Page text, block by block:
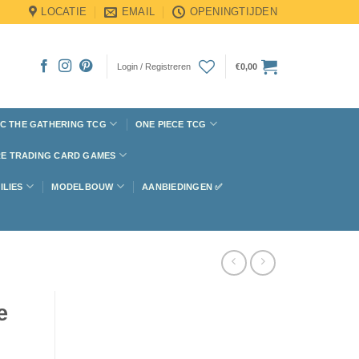
LOCATIE EMAIL OPENINGTIJDEN
Login / Registreren €0,00
THE GATHERING TCG ONE PIECE TCG
TRADING CARD GAMES
MODELBOUW AANBIEDINGEN ✅